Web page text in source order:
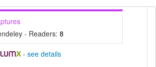
- Readers: 8
- see details